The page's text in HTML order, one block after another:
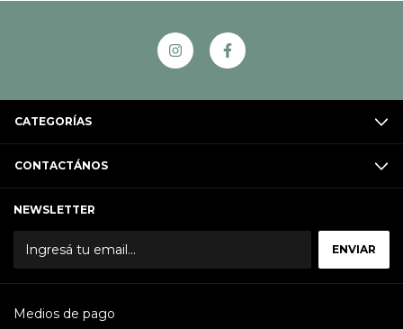
CATEGORÍAS
CONTACTÁNOS
NEWSLETTER
Medios de pago